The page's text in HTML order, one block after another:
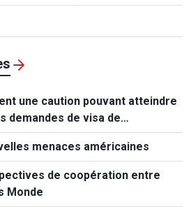
une caution pouvant atteindre
demandes de visa de
menaces américaines
de coopération entre
Monde